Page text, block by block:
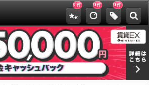
0 件 0件 0件